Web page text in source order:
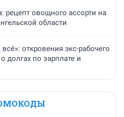
рецепт овощного ассорти на
области
откровения экс-рабочего
долгах по зарплате и